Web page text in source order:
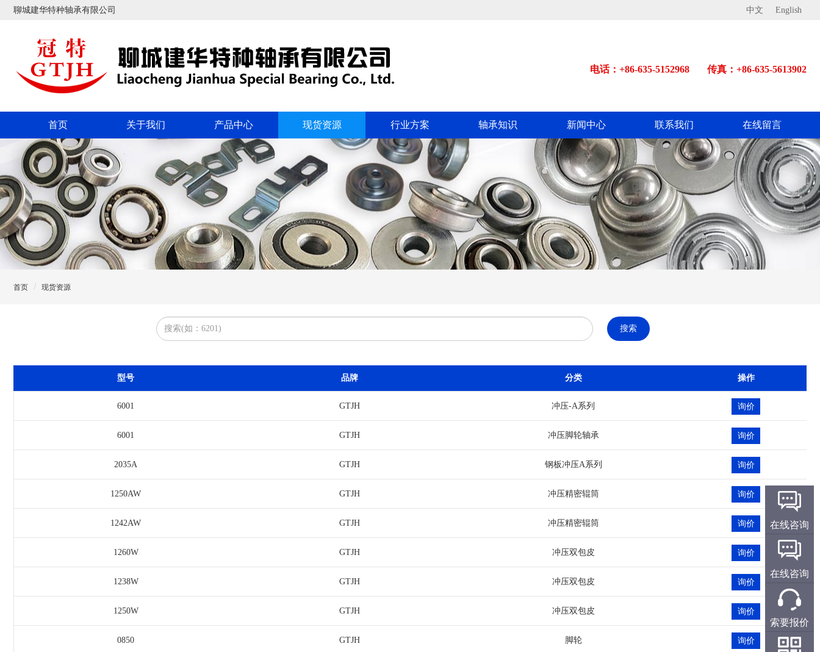
聊城建华特种轴承有限公司 中文 English
电话：+86-635-5152968 传真：+86-635-5613902
首页 关于我们 产品中心 现货资源 行业方案 轴承知识 新闻中心 联系我们 在线留言
首页 现货资源
搜索
型号 品牌 分类 操作
6001 GTJH 冲压-A系列 询价
6001 GTJH 冲压脚轮轴承 询价
2035A GTJH 钢板冲压A系列 询价
1250AW GTJH 冲压精密辊筒 询价
1242AW GTJH 冲压精密辊筒 询价
1260W GTJH 冲压双包皮 询价
1238W GTJH 冲压双包皮 询价
1250W GTJH 冲压双包皮 询价
0850 GTJH 脚轮 询价
在线咨询
在线咨询
索要报价